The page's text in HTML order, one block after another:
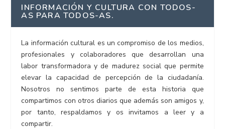
INFORMACIÓN Y CULTURA CON TODOS-
AS PARA TODOS-AS.
La información cultural es un compromiso de los medios,
profesionales y colaboradores que desarrollan una
labor transformadora y de madurez social que permite
elevar la capacidad de percepción de la ciudadanía.
Nosotros no sentimos parte de esta historia que
compartimos con otros diarios que además son amigos y,
por tanto, respaldamos y os invitamos a leer y a
compartir.